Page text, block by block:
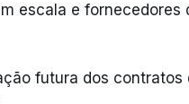
escala e fornecedores
futura dos contratos